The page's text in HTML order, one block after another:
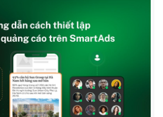
Multimedia
Video
Ảnh